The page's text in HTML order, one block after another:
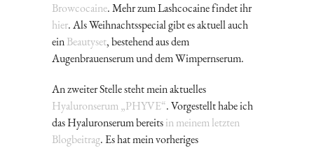
Browcocaine. Mehr zum Lashcocaine findet ihr
hier. Als Weihnachtsspecial gibt es aktuell auch
einBeautyset, bestehend aus dem
Augenbrauenserum und dem Wimpernserum.
An zweiter Stelle steht mein aktuelles
Hyaluronserum „PHYVE“. Vorgestellt habe ich
das Hyaluronserum bereitsin meinem letzten
Blogbeitrag. Es hat mein vorheriges